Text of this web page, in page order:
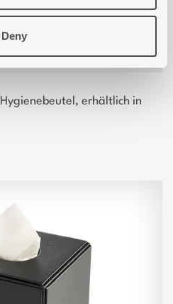
Deny
erhältlich in